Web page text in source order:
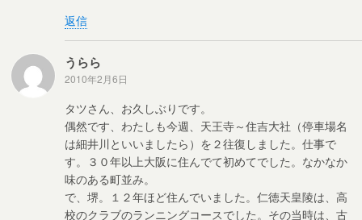
返信
うらら
2010年2月6日
タツさん、お久しぶりです。
偶然です、わたしも今週、天王寺～住吉大社（停車場名
は細井川といいましたら）を２往復しました。仕事で
す。３０年以上大阪に住んでて初めてでした。なかなか
味のある町並み。
で、堺。１２年ほど住んでいました。仁徳天皇陵は、高
校のクラブのランニングコースでした。その当時は、古